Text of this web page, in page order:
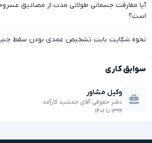
آیا مفارقت جسمانی طولانی مدت از مصادیق
است؟
نحوه شکایت بابت تشخیص عمدی بودن سقط
سوابق کاری
وکیل مشاور
دفتر حقوقی آقای جمشید کارآمد
۱۳۹۹ تا ۱۴۰۱